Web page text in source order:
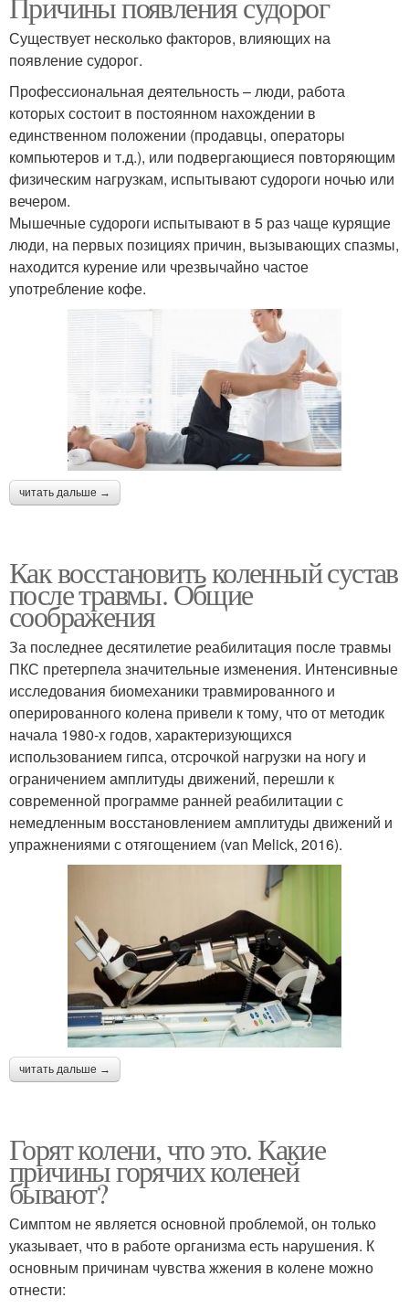
Существует несколько факторов, влияющих на
появление судорог.
Профессиональная деятельность – люди, работа
которых состоит в постоянном нахождении в
единственном положении (продавцы, операторы
компьютеров и т.д.), или подвергающиеся повторяющим
физическим нагрузкам, испытывают судороги ночью или
вечером.
Мышечные судороги испытывают в 5 раз чаще курящие
люди, на первых позициях причин, вызывающих спазмы,
находится курение или чрезвычайно частое
употребление кофе.
читать дальше →
Как восстановить коленный сустав
после травмы. Общие
соображения
За последнее десятилетие реабилитация после травмы
ПКС претерпела значительные изменения. Интенсивные
исследования биомеханики травмированного и
оперированного колена привели к тому, что от методик
начала 1980-х годов, характеризующихся
использованием гипса, отсрочкой нагрузки на ногу и
ограничением амплитуды движений, перешли к
современной программе ранней реабилитации с
немедленным восстановлением амплитуды движений и
упражнениями с отягощением (van Melick, 2016).
читать дальше →
Горят колени, что это. Какие
причины горячих коленей
бывают?
Симптом не является основной проблемой, он только
указывает, что в работе организма есть нарушения. К
основным причинам чувства жжения в колене можно
отнести: